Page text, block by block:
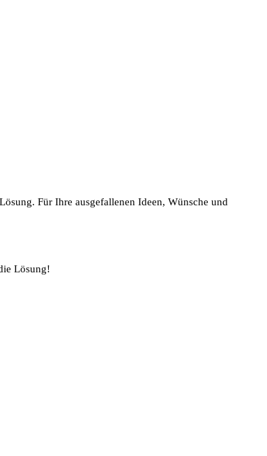
Für Ihre ausgefallenen Ideen, Wünsche und
Lösung!